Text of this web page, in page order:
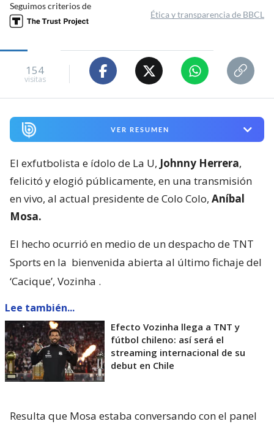
Seguimos criterios de
Ética y transparencia de BBCL
154
visitas
VER RESUMEN
El exfutbolista e ídolo de La U, Johnny Herrera,
felicitó y elogió públicamente, en una transmisión
en vivo, al actual presidente de Colo Colo, Aníbal
Mosa.
El hecho ocurrió en medio de un despacho de TNT
Sports en la bienvenida abierta al último fichaje del
‘Cacique’, Vozinha .
Lee también...
Efecto Vozinha llega a TNT y
fútbol chileno: así será el
streaming internacional de su
debut en Chile
Resulta que Mosa estaba conversando con el panel